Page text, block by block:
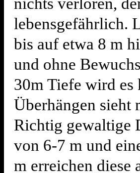
lebensgefährlich.
bis auf etwa 8 m
und ohne
30m Tiefe wird es
Überhängen sieht
Richtig gewaltige
von 6-7 m und
m erreichen diese